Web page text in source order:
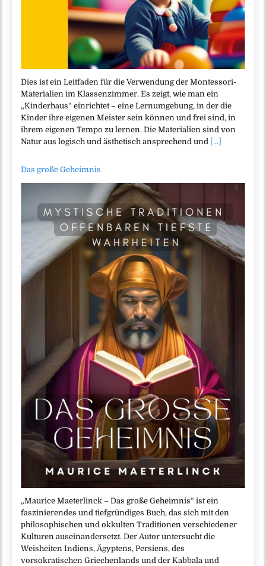
Dies ist ein Leitfaden für die Verwendung der Montessori-
Materialien im Klassenzimmer. Es zeigt, wie man ein
„Kinderhaus“ einrichtet – eine Lernumgebung, in der die
Kinder ihre eigenen Meister sein können und frei sind, in
ihrem eigenen Tempo zu lernen. Die Materialien sind von
Natur aus logisch und ästhetisch ansprechend und [...]
Das große Geheimnis
„Maurice Maeterlinck – Das große Geheimnis“ ist ein
faszinierendes und tiefgründiges Buch, das sich mit den
philosophischen und okkulten Traditionen verschiedener
Kulturen auseinandersetzt. Der Autor untersucht die
Weisheiten Indiens, Ägyptens, Persiens, des
vorsokratischen Griechenlands und der Kabbala und